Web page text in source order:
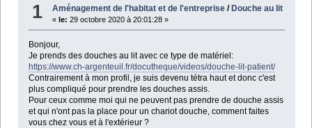
1 Aménagement de l'habitat et de l'entreprise /Douche au lit
«le: 29 octobre 2020 à 20:01:28 »
Bonjour,
Je prends des douches au lit avec ce type de matériel:
https://www.ch-argenteuil.fr/docutheque/videos/douche-lit-patient/
Contrairement à mon profil, je suis devenu tétra haut et donc c'est
plus compliqué pour prendre les douches assis.
Pour ceux comme moi qui ne peuvent pas prendre de douche assis
et qui n'ont pas la place pour un chariot douche, comment faites
vous chez vous et à l'extérieur ?